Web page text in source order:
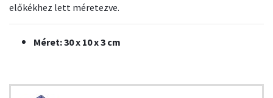
előkékhez lett méretezve.
Méret: 30 x 10 x 3 cm